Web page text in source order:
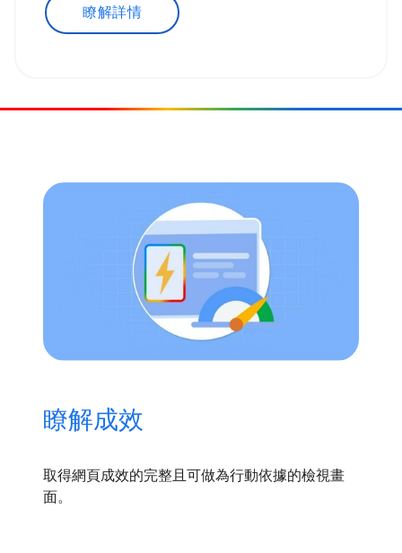
瞭解詳情
瞭解成效
取得網頁成效的完整且可做為行動依據的檢視畫
面。